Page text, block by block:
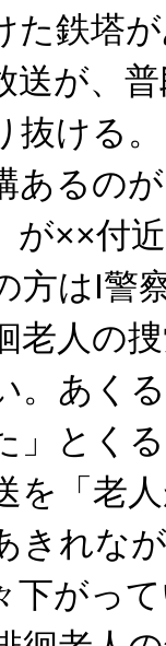
た鉄塔
送が、
ける。
るの
××付
方はI警
老人の
。あく
」とく
「老
きれな
下がっ